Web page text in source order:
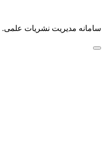
سامانه مدیریت نشریات علمی.